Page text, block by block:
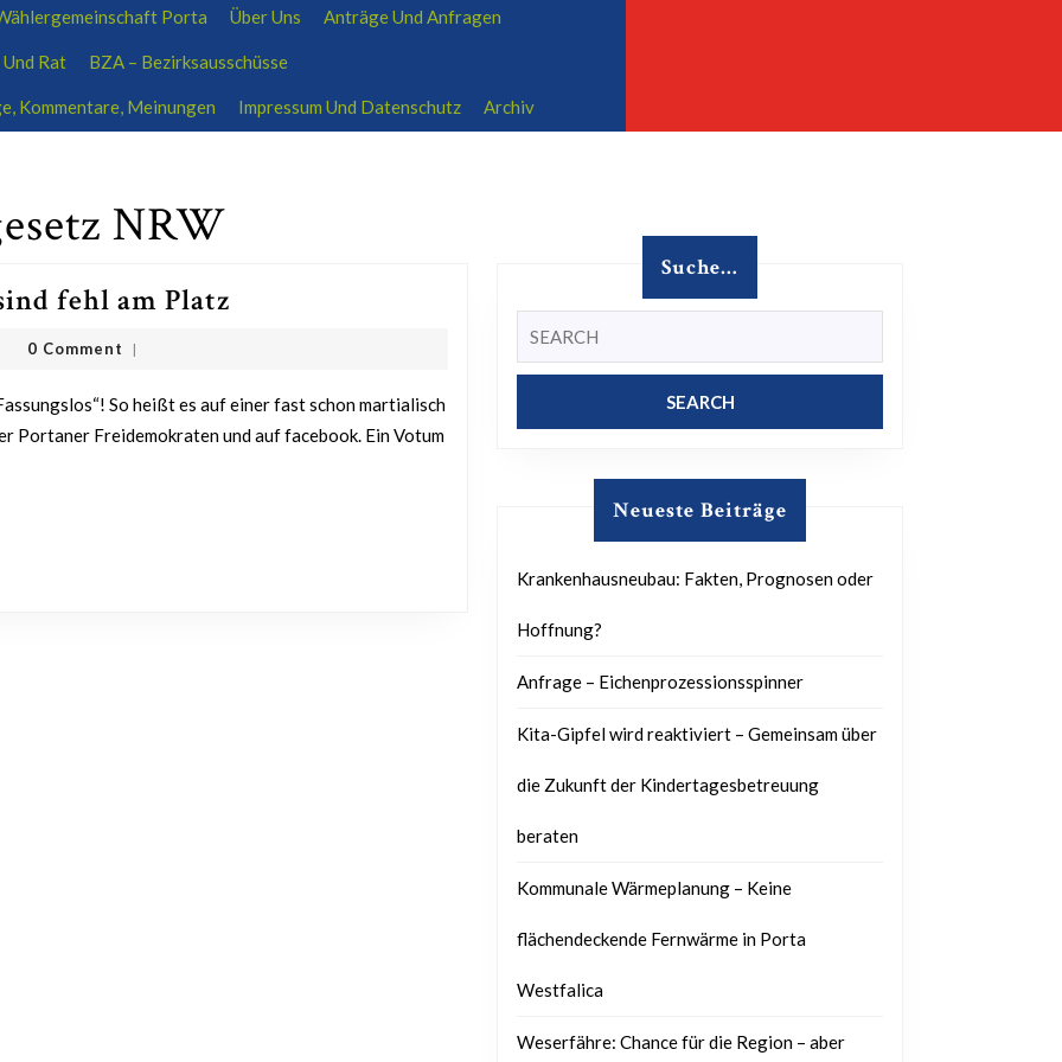
Porta Über Uns Anträge Und Anfragen
Und Rat BZA – Bezirksausschüsse
Kommentare, Meinungen Impressum Und Datenschutz Archiv
NRW
fehl am Platz
fehl
am
0 Comment |
Portaner Freidemokraten und auf facebook. Ein Votum
Suche…
for:
Neueste Beiträge
Krankenhausneubau: Fakten, Prognosen oder
Hoffnung?
Anfrage – Eichenprozessionsspinner
Kita-Gipfel wird reaktiviert – Gemeinsam über
die Zukunft der Kindertagesbetreuung
beraten
Kommunale Wärmeplanung – Keine
flächendeckende Fernwärme in Porta
Westfalica
Weserfähre: Chance für die Region – aber